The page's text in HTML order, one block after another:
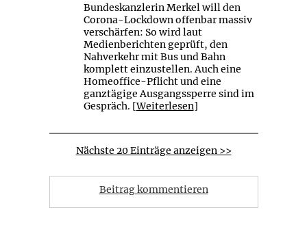
Bundeskanzlerin Merkel will den
Corona-Lockdown offenbar massiv
verschärfen: So wird laut
Medienberichten geprüft, den
Nahverkehr mit Bus und Bahn
komplett einzustellen. Auch eine
Homeoffice-Pflicht und eine
ganztägige Ausgangssperre sind im
Gespräch. [Weiterlesen]
Nächste 20 Einträge anzeigen >>
Beitrag kommentieren